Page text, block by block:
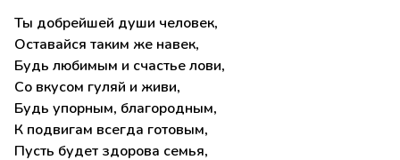
Ты добрейшей души человек,
Оставайся таким же навек,
Будь любимым и счастье лови,
Со вкусом гуляй и живи,
Будь упорным, благородным,
К подвигам всегда готовым,
Пусть будет здорова семья,